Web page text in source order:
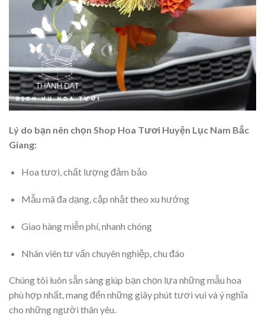
Lý do bạn nên chọn Shop Hoa Tươi Huyện Lục Nam Bắc
Giang:
Hoa tươi, chất lượng đảm bảo
Mẫu mã đa dạng, cập nhật theo xu hướng
Giao hàng miễn phí, nhanh chóng
Nhân viên tư vấn chuyên nghiệp, chu đáo
Chúng tôi luôn sẵn sàng giúp bạn chọn lựa những mẫu hoa
phù hợp nhất, mang đến những giây phút tươi vui và ý nghĩa
cho những người thân yêu.